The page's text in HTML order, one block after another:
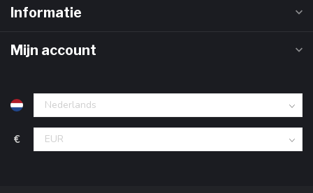
Informatie
Mijn account
€